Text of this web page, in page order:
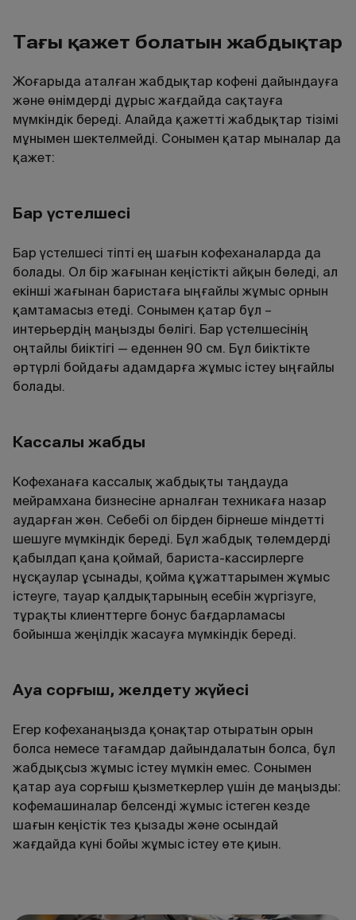
Тағы қажет болатын жабдықтар
Жоғарыда аталған жабдықтар кофені дайындауға
және өнімдерді дұрыс жағдайда сақтауға
мүмкіндік береді. Алайда қажетті жабдықтар тізімі
мұнымен шектелмейді. Сонымен қатар мыналар да
қажет:
Бар үстелшесі
Бар үстелшесі тіпті ең шағын кофеханаларда да
болады. Ол бір жағынан кеңістікті айқын бөледі, ал
екінші жағынан баристаға ыңғайлы жұмыс орнын
қамтамасыз етеді. Сонымен қатар бұл –
интерьердің маңызды бөлігі. Бар үстелшесінің
оңтайлы биіктігі — еденнен 90 см. Бұл биіктікте
әртүрлі бойдағы адамдарға жұмыс істеу ыңғайлы
болады.
Кассалық жабдық
Кофеханаға кассалық жабдықты таңдауда
мейрамхана бизнесіне арналған техникаға назар
аударған жөн. Себебі ол бірден бірнеше міндетті
шешуге мүмкіндік береді. Бұл жабдық төлемдерді
қабылдап қана қоймай, бариста-кассирлерге
нұсқаулар ұсынады, қойма құжаттарымен жұмыс
істеуге, тауар қалдықтарының есебін жүргізуге,
тұрақты клиенттерге бонус бағдарламасы
бойынша жеңілдік жасауға мүмкіндік береді.
Ауа сорғыш, желдету жүйесі
Егер кофеханаңызда қонақтар отыратын орын
болса немесе тағамдар дайындалатын болса, бұл
жабдықсыз жұмыс істеу мүмкін емес. Сонымен
қатар ауа сорғыш қызметкерлер үшін де маңызды:
кофемашиналар белсенді жұмыс істеген кезде
шағын кеңістік тез қызады және осындай
жағдайда күні бойы жұмыс істеу өте қиын.